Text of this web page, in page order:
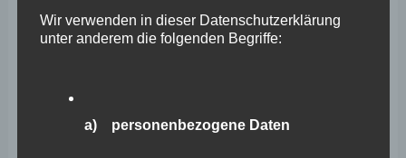
Wefelscheid
ermahnt
praktikablen
Umsetzbarkeit
Dez.
7
Wir verwenden in dieser Datenschutzerklärung
unter anderem die folgenden Begriffe:
a) personenbezogene Daten